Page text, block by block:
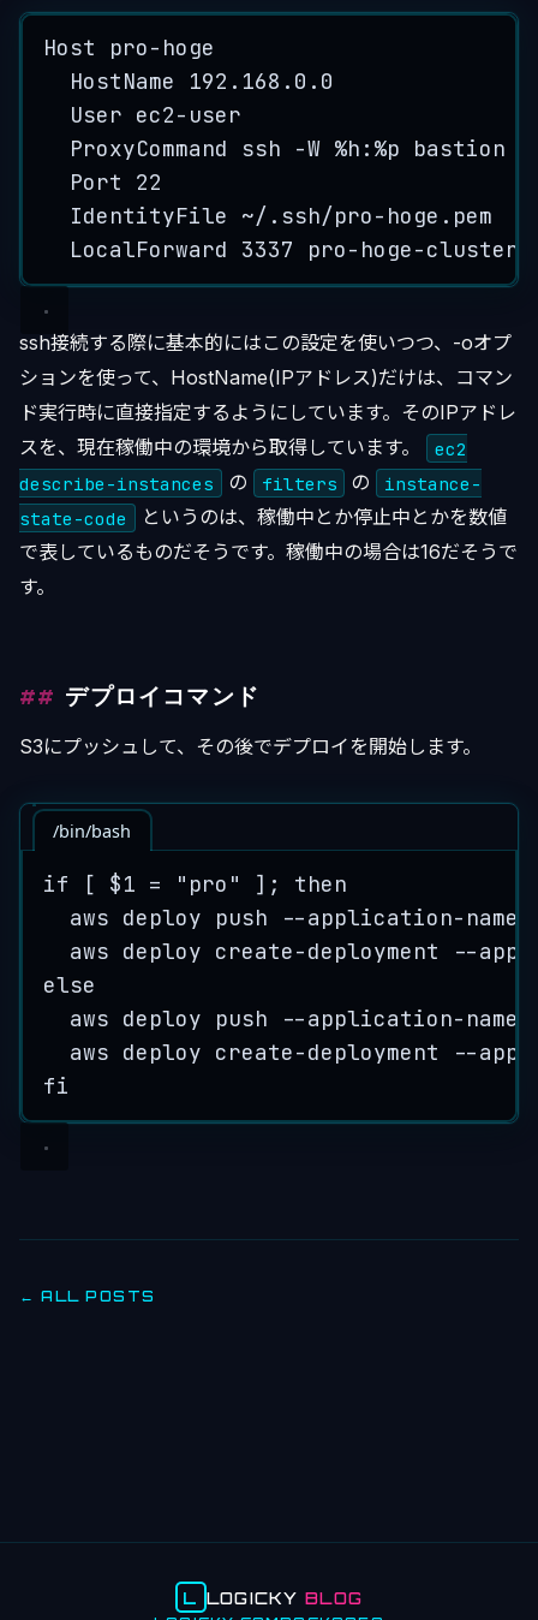
Host pro-hoge
HostName 192.168.0.0
User ec2-user
ProxyCommand ssh -W %h:%p bastion
Port 22
IdentityFile ~/.ssh/pro-hoge.pem
LocalForward 3337 pro-hoge-
ssh接続する際に基本的にはこの設定を使いつつ、-oオプ
ションを使って、HostName(IPアドレス)だけは、コマン
ド実行時に直接指定するようにしています。そのIPアドレ
スを、現在稼働中の環境から取得しています。
ec2
describe-instances
の filters の
instance-
state-code
というのは、稼働中とか停止中とかを数値
で表しているものだそうです。稼働中の場合は16だそうで
す。
デプロイコマンド
S3にプッシュして、その後でデプロイを開始します。
/bin/bash
if [ $1 = " pro " ]; then
aws deploy push --application-name
aws deploy create-deployment
--
else
aws deploy push --application-name
aws deploy create-deployment
--
fi
← ALL POSTS
L LOGICKYBLOG